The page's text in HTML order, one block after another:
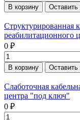
В корзину Оставить
Структурированная
реабилитационного
0 ₽
В корзину Оставить
Слаботочная
центра "под ключ"
0 ₽